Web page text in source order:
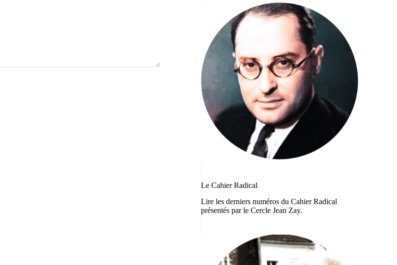
Le Cahier Radical
Lire les derniers numéros du Cahier Radical
présentés par le Cercle Jean Zay.